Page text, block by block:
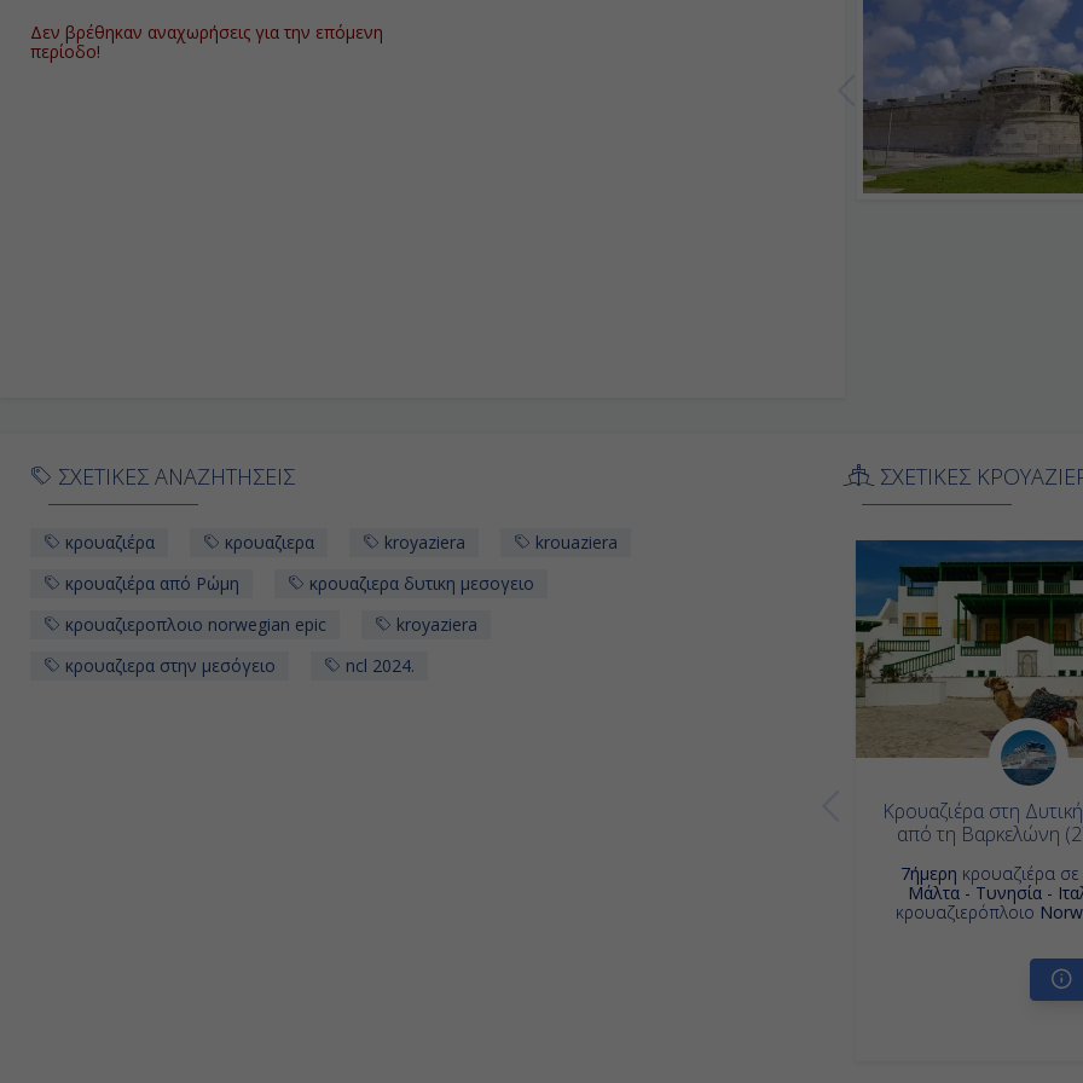
Ημέρα
13η
Χάϊφα (Άγιοι Τόποι), Ισραήλ
Δεν βρέθηκαν αναχωρήσεις για την επόμενη
περίοδο!
ΣΧΕΤΙΚΕΣ ΑΝΑΖΗΤΗΣΕΙΣ
κρουαζιέρα κρουαζιερα kroyaziera
krouaziera
κρουαζιέρα από Ρώμη
κρουαζιερα δυτικη μεσογειο
κρουαζιεροπλοιο norwegian epic
kroyaziera
κρουαζιερα στην μεσόγειο
ncl 2024.
ΣΧΕΤΙΚΕΣ
Κρουαζιέρα στη
από τη Βαρκελώνη
7ήμερη κρουαζιέρα
Μάλτα - Τυνησία -
κρουαζιερόπλοιο